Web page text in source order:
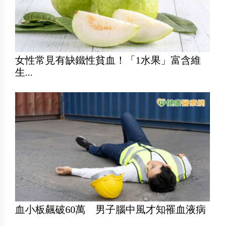
女性常見有缺鐵性貧血！「1水果」富含維
生...
血小板飆破60萬 男子腦中風才知罹血液病